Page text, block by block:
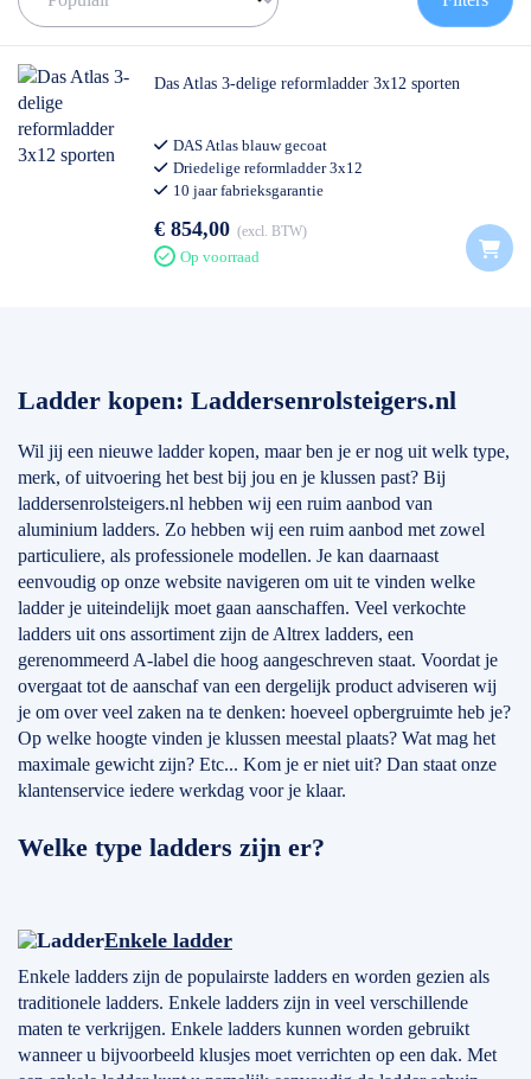
informatie over deze merken en een stukje advies voor de beste
Als het om ladders gaat is de keuze echt enorm. Het is erg
belangrijk om goed na te denken wat voor ladder bij u past en
waar u hem voor gaat gebruiken. Transporteert u de ladder veel?
Dan is een kleine en lichte ladder misschien het beste. Heeft u
veel gevarieerde klussen? Dan is een driedubbele ladder
Mocht u er echt niet uitkomen, dan staan wij altijd voor u klaar. U
kunt ons bereiken op het nummer: 0511-402564. Een mail sturen
Das Atlas 3-delige reformladder 3x12 sporten
DAS Atlas blauw gecoat
Driedelige reformladder 3x12
10 jaar fabrieksgarantie
€ 854,00 excl. BTW
Op voorraad
Ladder kopen: Laddersenrolsteigers.nl
Wil jij een nieuwe ladder kopen, maar ben je er nog uit welk type,
merk, of uitvoering het best bij jou en je klussen past? Bij
laddersenrolsteigers.nl hebben wij een ruim aanbod van
aluminium ladders. Zo hebben wij een ruim aanbod met zowel
particuliere, als professionele modellen. Je kan daarnaast
eenvoudig op onze website navigeren om uit te vinden welke
ladder je uiteindelijk moet gaan aanschaffen. Veel verkochte
ladders uit ons assortiment zijn de Altrex ladders, een
gerenommeerd A-label die hoog aangeschreven staat. Voordat je
overgaat tot de aanschaf van een dergelijk product adviseren wij
je om over veel zaken na te denken: hoeveel opbergruimte heb je?
Op welke hoogte vinden je klussen meestal plaats? Wat mag het
maximale gewicht zijn? Etc... Kom je er niet uit? Dan staat onze
klantenservice iedere werkdag voor je klaar.
Welke type ladders zijn er?
Enkele ladder
Enkele ladders zijn de populairste ladders en worden gezien als
traditionele ladders. Enkele ladders zijn in veel verschillende
maten te verkrijgen. Enkele ladders kunnen worden gebruikt
wanneer u bijvoorbeeld klusjes moet verrichten op een dak. Met